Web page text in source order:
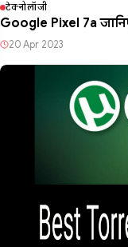
टेक्नोलॉजी
Google Pixel 7a
20 Apr 2023